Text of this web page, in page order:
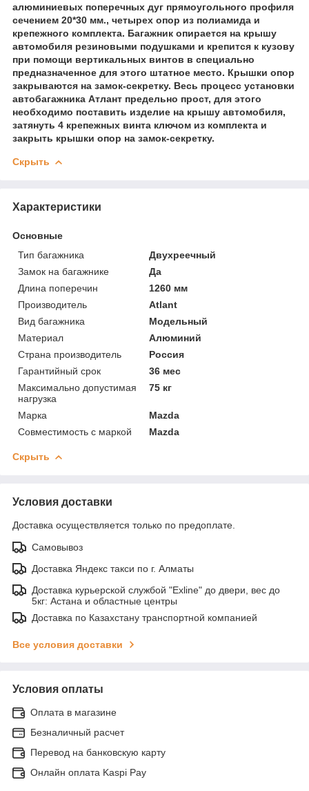
алюминиевых поперечных дуг прямоугольного профиля
сечением 20*30 мм., четырех опор из полиамида и
крепежного комплекта. Багажник опирается на крышу
автомобиля резиновыми подушками и крепится к кузову
при помощи вертикальных винтов в специально
предназначенное для этого штатное место. Крышки опор
закрываются на замок-секретку. Весь процесс установки
автобагажника Атлант предельно прост, для этого
необходимо поставить изделие на крышу автомобиля,
затянуть 4 крепежных винта ключом из комплекта и
закрыть крышки опор на замок-секретку.
Скрыть
Характеристики
Основные
Тип багажника
Двухреечный
Замок на багажнике
Да
Длина поперечин
1260 мм
Производитель
Atlant
Вид багажника
Модельный
Материал
Алюминий
Страна производитель
Россия
Гарантийный срок
36 мес
Максимально допустимая
нагрузка
75 кг
Марка
Mazda
Совместимость с маркой
Mazda
Скрыть
Условия доставки
Доставка осуществляется только по предоплате.
Самовывоз
Доставка Яндекс такси по г. Алматы
Доставка курьерской службой "Exline" до двери, вес до
5кг: Астана и областные центры
Доставка по Казахстану транспортной компанией
Все условия доставки
Условия оплаты
Оплата в магазине
Безналичный расчет
Перевод на банковскую карту
Онлайн оплата Kaspi Pay